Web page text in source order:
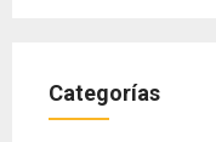
Categorías